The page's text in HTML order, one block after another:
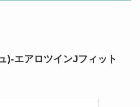
)-エアロツインJフィット